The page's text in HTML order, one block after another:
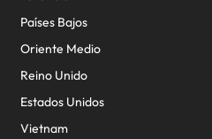
Países Bajos
Oriente Medio
Reino Unido
Estados Unidos
Vietnam